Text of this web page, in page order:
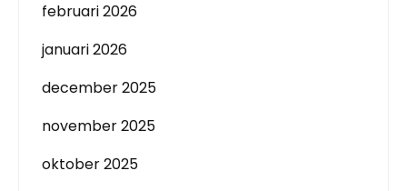
februari 2026
januari 2026
december 2025
november 2025
oktober 2025